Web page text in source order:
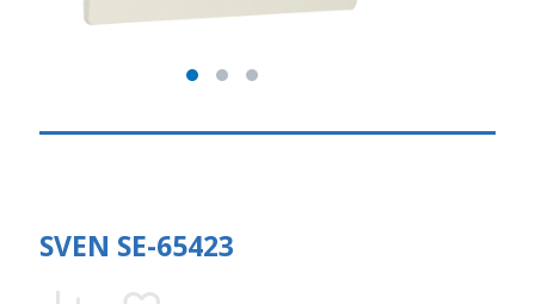
SVEN SE-65423